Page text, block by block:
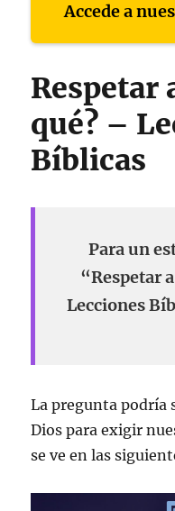
Accede a
Respetar
qué? –
Bíblicas
Para un
“Respetar
Lecciones
La pregunta podría
Dios para exigir
se ve en las